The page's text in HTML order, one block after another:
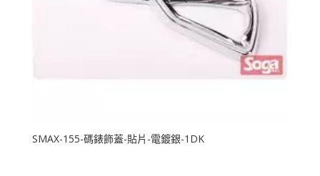
SMAX-155-碼錶飾蓋-貼片-電鍍銀-1DK